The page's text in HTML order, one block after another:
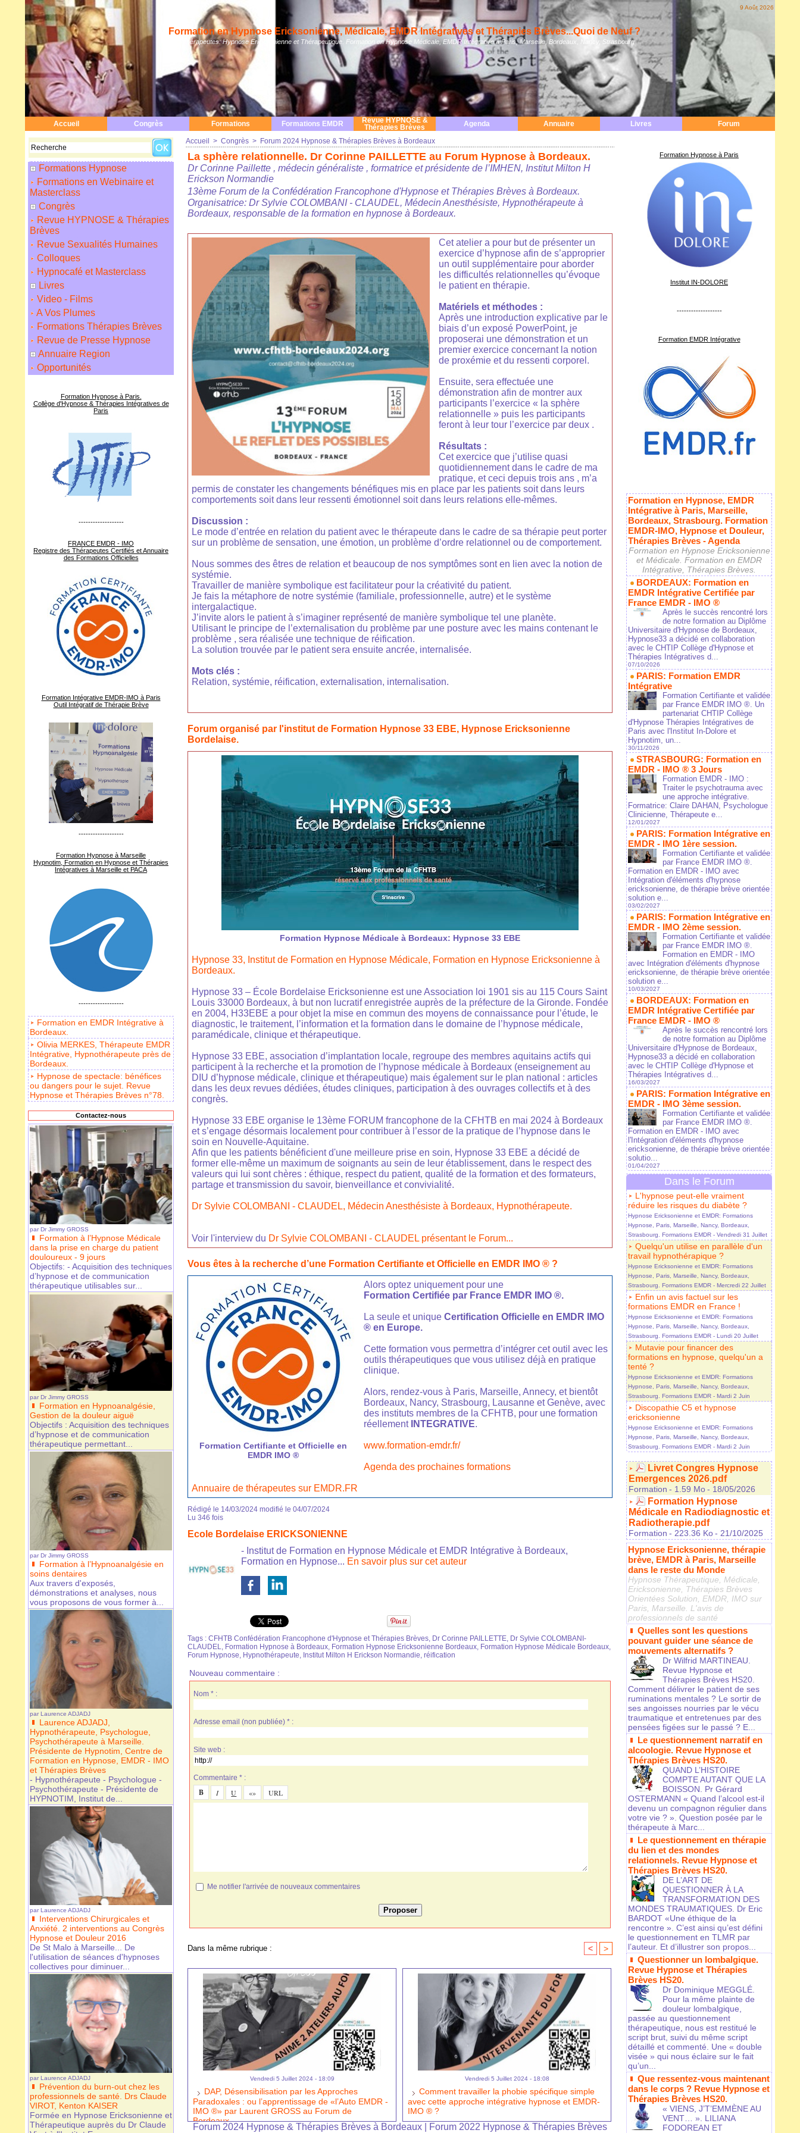
9 Août 2026
Formation en Hypnose Ericksonienne, Médicale, EMDR Intégratives et Thérapies Brèves...Quoi de Neuf ?
Hypnothérapeutes: Hypnose Ericksonienne et Thérapeutique. Formation en Hypnose Médicale, EMDR Intégrative à Paris, Marseille, Bordeaux, Nancy, Strasbourg
Accueil Congrès Formations Formations EMDR
Revue HYPNOSE &
Thérapies Brèves
Agenda Annuaire Livres Forum
Formations Hypnose
Formations en Webinaire et
Masterclass
Congrès
Revue HYPNOSE & Thérapies
Brèves
Revue Sexualités Humaines
Colloques
Hypnocafé et Masterclass
Livres
Video - Films
A Vos Plumes
Formations Thérapies Brèves
Revue de Presse Hypnose
Annuaire Region
Opportunités
Formation Hypnose à Paris.
Collège d'Hypnose & Thérapies Intégratives de
Paris
-------------------
FRANCE EMDR - IMO
Registre des Thérapeutes Certifiés et Annuaire
des Formations Officielles
Formation Intégrative EMDR-IMO à Paris
Outil Intégratif de Thérapie Brève
-------------------
Formation Hypnose à Marseille
Hypnotim, Formation en Hypnose et Thérapies
Intégratives à Marseille et PACA
-------------------
Formation en EMDR Intégrative à
Bordeaux.
Olivia MERKES, Thérapeute EMDR
Intégrative, Hypnothérapeute près de
Bordeaux.
Hypnose de spectacle: bénéfices
ou dangers pour le sujet. Revue
Hypnose et Thérapies Brèves n°78.
Contactez-nous
par Dr Jimmy GROSS
Formation à l’Hypnose Médicale
dans la prise en charge du patient
douloureux - 9 jours
Objectifs: - Acquisition des techniques
d’hypnose et de communication
thérapeutique utilisables sur...
par Dr Jimmy GROSS
Formation en Hypnoanalgésie,
Gestion de la douleur aiguë
Objectifs : Acquisition des techniques
d’hypnose et de communication
thérapeutique permettant...
par Dr Jimmy GROSS
Formation à l’Hypnoanalgésie en
soins dentaires
Aux travers d'exposés,
démonstrations et analyses, nous
vous proposons de vous former à...
par Laurence ADJADJ
Laurence ADJADJ,
Hypnothérapeute, Psychologue,
Psychothérapeute à Marseille.
Présidente de Hypnotim, Centre de
Formation en Hypnose, EMDR - IMO
et Thérapies Brèves
- Hypnothérapeute - Psychologue -
Psychothérapeute - Présidente de
HYPNOTIM, Institut de...
par Laurence ADJADJ
Interventions Chirurgicales et
Anxiété. 2 interventions au Congrès
Hypnose et Douleur 2016
De St Malo à Marseille... De
l'utilisation de séances d'hypnoses
collectives pour diminuer...
par Laurence ADJADJ
Prévention du burn-out chez les
professionnels de santé. Drs Claude
VIROT, Kenton KAISER
Formée en Hypnose Ericksonienne et
Thérapeutique auprès du Dr Claude
Accueil > Congrès > Forum 2024 Hypnose & Thérapies Brèves à Bordeaux
La sphère relationnelle. Dr Corinne PAILLETTE au Forum Hypnose à Bordeaux.
Dr Corinne Paillette , médecin généraliste , formatrice et présidente de l’IMHEN, Institut Milton H
Erickson Normandie
13ème Forum de la Confédération Francophone d'Hypnose et Thérapies Brèves à Bordeaux.
Organisatrice: Dr Sylvie COLOMBANI - CLAUDEL, Médecin Anesthésiste, Hypnothérapeute à
Bordeaux, responsable de la formation en hypnose à Bordeaux.
Cet atelier a pour but de présenter un
exercice d’hypnose afin de s’approprier
un outil supplémentaire pour aborder
les difficultés relationnelles qu’évoque
le patient en thérapie.
Matériels et méthodes :
Après une introduction explicative par le
biais d’un exposé PowerPoint, je
proposerai une démonstration et un
premier exercice concernant la notion
de proxémie et du ressenti corporel.
Ensuite, sera effectuée une
démonstration afin de montrer aux
participants l’exercice « la sphère
relationnelle » puis les participants
feront à leur tour l’exercice par deux .
Résultats :
Cet exercice que j’utilise quasi
quotidiennement dans le cadre de ma
pratique, et ceci depuis trois ans , m’a
permis de constater les changements bénéfiques mis en place par les patients soit dans leurs
comportements soit dans leur ressenti émotionnel soit dans leurs relations elle-mêmes.
Discussion :
Le mode d’entrée en relation du patient avec le thérapeute dans le cadre de sa thérapie peut porter
sur un problème de sensation, une émotion, un problème d’ordre relationnel ou de comportement.
Nous sommes des êtres de relation et beaucoup de nos symptômes sont en lien avec la notion de
systémie.
Travailler de manière symbolique est facilitateur pour la créativité du patient.
Je fais la métaphore de notre systémie (familiale, professionnelle, autre) et le système
intergalactique.
J’invite alors le patient à s’imaginer représenté de manière symbolique tel une planète.
Utilisant le principe de l’externalisation du problème par une posture avec les mains contenant le
problème , sera réalisée une technique de réification.
La solution trouvée par le patient sera ensuite ancrée, internalisée.
Mots clés :
Relation, systémie, réification, externalisation, internalisation.
Forum organisé par l'institut de Formation Hypnose 33 EBE, Hypnose Ericksonienne
Bordelaise.
Formation Hypnose Médicale à Bordeaux: Hypnose 33 EBE
Hypnose 33, Institut de Formation en Hypnose Médicale, Formation en Hypnose Ericksonienne à
Bordeaux.
Hypnose 33 – École Bordelaise Ericksonienne est une Association loi 1901 sis au 115 Cours Saint
Louis 33000 Bordeaux, à but non lucratif enregistrée auprès de la préfecture de la Gironde. Fondée
en 2004, H33EBE a pour objet la mise en commun des moyens de connaissance pour l’étude, le
diagnostic, le traitement, l’information et la formation dans le domaine de l’hypnose médicale,
paramédicale, clinique et thérapeutique.
Hypnose 33 EBE, association d’implantation locale, regroupe des membres aquitains actifs qui
participent à la recherche et la promotion de l’hypnose médicale à Bordeaux (enseignement au
DIU d’hypnose médicale, clinique et thérapeutique) mais également sur le plan national : articles
dans les deux revues dédiées, études cliniques, participation à des ouvrages collectifs et à des
congrès.
Hypnose 33 EBE organise le 13ème FORUM francophone de la CFHTB en mai 2024 à Bordeaux
et s’engage désormais localement pour contribuer à l’essor de la pratique de l’hypnose dans le
soin en Nouvelle-Aquitaine.
Afin que les patients bénéficient d'une meilleure prise en soin, Hypnose 33 EBE a décidé de
former elle-même un maximum de soignants au sein de leur établissement, dans le respect des
valeurs qui lui sont chères : éthique, respect du patient, qualité de la formation et des formateurs,
partage et transmission du savoir, bienveillance et convivialité.
Dr Sylvie COLOMBANI - CLAUDEL, Médecin Anesthésiste à Bordeaux, Hypnothérapeute.
Voir l'interview du Dr Sylvie COLOMBANI - CLAUDEL présentant le Forum...
Vous êtes à la recherche d’une Formation Certifiante et Officielle en EMDR IMO ® ?
Formation Certifiante et Officielle en
EMDR IMO ®
Alors optez uniquement pour une
Formation Certifiée par France EMDR IMO ®.
La seule et unique Certification Officielle en EMDR IMO
® en Europe.
Cette formation vous permettra d’intégrer cet outil avec les
outils thérapeutiques que vous utilisez déjà en pratique
clinique.
Alors, rendez-vous à Paris, Marseille, Annecy, et bientôt
Bordeaux, Nancy, Strasbourg, Lausanne et Genève, avec
des instituts membres de la CFHTB, pour une formation
réellement INTEGRATIVE.
www.formation-emdr.fr/
Agenda des prochaines formations
Annuaire de thérapeutes sur EMDR.FR
Rédigé le 14/03/2024 modifié le 04/07/2024
Lu 346 fois
Ecole Bordelaise ERICKSONIENNE
- Institut de Formation en Hypnose Médicale et EMDR Intégrative à Bordeaux,
Formation en Hypnose... En savoir plus sur cet auteur
Tags : CFHTB Confédération Francophone d'Hypnose et Thérapies Brèves, Dr Corinne PAILLETTE, Dr Sylvie COLOMBANI-
CLAUDEL, Formation Hypnose à Bordeaux, Formation Hypnose Ericksonienne Bordeaux, Formation Hypnose Médicale Bordeaux,
Forum Hypnose, Hypnothérapeute, Institut Milton H Erickson Normandie, réification
Nouveau commentaire :
Nom * :
Adresse email (non publiée) * :
Site web :
Commentaire * :
Me notifier l'arrivée de nouveaux commentaires
Dans la même rubrique : < >
Vendredi 5 Juillet 2024 - 18:09
DAP, Désensibilisation par les Approches
Paradoxales : ou l’apprentissage de «l’Auto EMDR -
IMO ®» par Laurent GROSS au Forum de
Bordeaux.
Vendredi 5 Juillet 2024 - 18:08
Comment travailler la phobie spécifique simple
avec cette approche intégrative hypnose et EMDR-
IMO ® ?
Forum 2024 Hypnose & Thérapies Brèves à Bordeaux
Forum 2022 Hypnose & Thérapies Brèves
Formation Hypnose à Paris
Institut IN-DOLORE
-------------------
Formation EMDR Intégrative
Formation en Hypnose, EMDR
Intégrative à Paris, Marseille,
Bordeaux, Strasbourg. Formation
EMDR-IMO, Hypnose et Douleur,
Thérapies Brèves - Agenda
Formation en Hypnose Ericksonienne
et Médicale. Formation en EMDR
Intégrative, Thérapies Brèves.
BORDEAUX: Formation en
EMDR Intégrative Certifiée par
France EMDR - IMO ®
Après le succès rencontré lors
de notre formation au Diplôme
Universitaire d'Hypnose de Bordeaux,
Hypnose33 a décidé en collaboration
avec le CHTIP Collège d'Hypnose et
Thérapies Intégratives d...
07/10/2026
PARIS: Formation EMDR
Intégrative
Formation Certifiante et validée
par France EMDR IMO ®. Un
partenariat CHTIP Collège
d'Hypnose Thérapies Intégratives de
Paris avec l'Institut In-Dolore et
Hypnotim, un...
30/11/2026
STRASBOURG: Formation en
EMDR - IMO ® 3 Jours
Formation EMDR - IMO :
Traiter le psychotrauma avec
une approche intégrative.
Formatrice: Claire DAHAN, Psychologue
Clinicienne, Thérapeute e...
12/01/2027
PARIS: Formation Intégrative en
EMDR - IMO 1ère session.
Formation Certifiante et validée
par France EMDR IMO ®.
Formation en EMDR - IMO avec
Intégration d'éléments d'hypnose
ericksonienne, de thérapie brève orientée
solution e...
03/02/2027
PARIS: Formation Intégrative en
EMDR - IMO 2ème session.
Formation Certifiante et validée
par France EMDR IMO ®.
Formation en EMDR - IMO
avec Intégration d'éléments d'hypnose
ericksonienne, de thérapie brève orientée
solution e...
10/03/2027
BORDEAUX: Formation en
EMDR Intégrative Certifiée par
France EMDR - IMO ®
Après le succès rencontré lors
de notre formation au Diplôme
Universitaire d'Hypnose de Bordeaux,
Hypnose33 a décidé en collaboration
avec le CHTIP Collège d'Hypnose et
Thérapies Intégratives d...
16/03/2027
PARIS: Formation Intégrative en
EMDR - IMO 3ème session.
Formation Certifiante et validée
par France EMDR IMO ®.
Formation en EMDR - IMO avec
l'Intégration d'éléments d'hypnose
ericksonienne, de thérapie brève orientée
solutio...
01/04/2027
Dans le Forum
L'hypnose peut-elle vraiment
réduire les risques du diabète ?
Hypnose Ericksonienne et EMDR: Formations
Hypnose, Paris, Marseille, Nancy, Bordeaux,
Strasbourg. Formations EMDR - Vendredi 31 Juillet
Quelqu'un utilise en parallèle d'un
travail hypnothérapique ?
Hypnose Ericksonienne et EMDR: Formations
Hypnose, Paris, Marseille, Nancy, Bordeaux,
Strasbourg. Formations EMDR - Mercredi 22 Juillet
Enfin un avis factuel sur les
formations EMDR en France !
Hypnose Ericksonienne et EMDR: Formations
Hypnose, Paris, Marseille, Nancy, Bordeaux,
Strasbourg. Formations EMDR - Lundi 20 Juillet
Mutavie pour financer des
formations en hypnose, quelqu'un a
tenté ?
Hypnose Ericksonienne et EMDR: Formations
Hypnose, Paris, Marseille, Nancy, Bordeaux,
Strasbourg. Formations EMDR - Mardi 2 Juin
Discopathie C5 et hypnose
ericksonienne
Hypnose Ericksonienne et EMDR: Formations
Hypnose, Paris, Marseille, Nancy, Bordeaux,
Strasbourg. Formations EMDR - Mardi 2 Juin
Livret Congres Hypnose
Emergences 2026.pdf
Formation - 1.59 Mo- 18/05/2026
Formation Hypnose
Médicale en Radiodiagnostic et
Radiotherapie.pdf
Formation - 223.36 Ko- 21/10/2025
Hypnose Ericksonienne, thérapie
brève, EMDR à Paris, Marseille
dans le reste du Monde
Hypnose Thérapeutique, Médicale,
Ericksonienne, Thérapies Brèves
Orientées Solution, EMDR, IMO sur
Paris, Marseille. L'avis de
professionnels de santé
Quelles sont les questions
pouvant guider une séance de
mouvements alternatifs ?
Dr Wilfrid MARTINEAU.
Revue Hypnose et
Thérapies Brèves HS20.
Comment délivrer le patient de ses
ruminations mentales ? Le sortir de
ses angoisses nourries par le vécu
traumatique et entretenues par des
pensées figées sur le passé ? E...
Le questionnement narratif en
alcoologie. Revue Hypnose et
Thérapies Brèves HS20.
QUAND L’HISTOIRE
COMPTE AUTANT QUE LA
BOISSON. Pr Gérard
OSTERMANN « Quand l’alcool est-il
devenu un compagnon régulier dans
votre vie ? ». Question posée par le
thérapeute à Marc...
Le questionnement en thérapie
du lien et des mondes
relationnels. Revue Hypnose et
Thérapies Brèves HS20.
DE L’ART DE
QUESTIONNER À LA
TRANSFORMATION DES
MONDES TRAUMATIQUES. Dr Eric
BARDOT «Une éthique de la
rencontre ». C’est ainsi qu’est défini
le questionnement en TLMR par
l’auteur. Et d’illustrer son propos...
Questionner un lombalgique.
Revue Hypnose et Thérapies
Brèves HS20.
Dr Dominique MEGGLÉ.
Pour la même plainte de
douleur lombalgique,
passée au questionnement
thérapeutique, nous est restitué le
script brut, suivi du même script
détaillé et commenté. Une « double
visée » qui nous éclaire sur le fait
qu’un...
Que ressentez-vous maintenant
dans le corps ? Revue Hypnose et
Thérapies Brèves HS20.
« VIENS, J’T’EMMÈNE AU
VENT… ». LILIANA
FODOREAN ET